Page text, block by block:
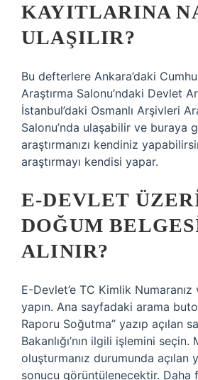
KAYITLARINA
ULAŞILIR?
Bu defterlere Ankara’daki
Araştırma Salonu’ndaki Devlet
İstanbul’daki Osmanlı Arşivleri
Salonu’nda ulaşabilir ve buraya
araştırmanızı kendiniz
araştırmayı kendisi yapar.
E-DEVLET
DOĞUM
ALINIR?
E-Devlet’e TC Kimlik
yapın. Ana sayfadaki arama
Raporu Soğutma” yazıp açılan
Bakanlığı’nın ilgili işlemini
oluşturmanız durumunda açılan
sonucu görüntülenecektir.